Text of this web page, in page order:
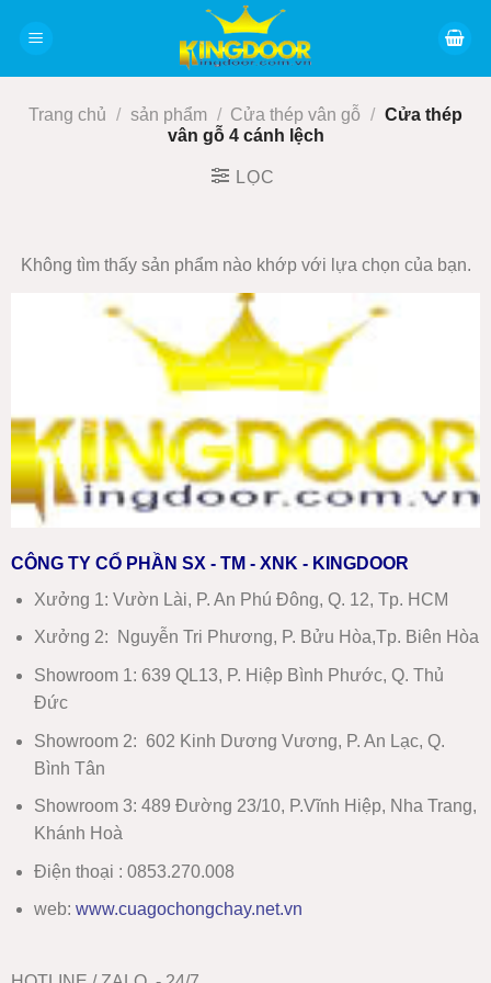
Trang chủ / sản phẩm / Cửa thép vân gỗ / Cửa thép
vân gỗ 4 cánh lệch
LỌC
Không tìm thấy sản phẩm nào khớp với lựa chọn của bạn.
CÔNG TY CỔ PHẦN SX - TM - XNK - KINGDOOR
Xưởng 1: Vườn Lài, P. An Phú Đông, Q. 12, Tp. HCM
Xưởng 2: Nguyễn Tri Phương, P. Bửu Hòa,Tp. Biên Hòa
Showroom 1: 639 QL13, P. Hiệp Bình Phước, Q. Thủ
Đức
Showroom 2: 602 Kinh Dương Vương, P. An Lạc, Q.
Bình Tân
Showroom 3: 489 Đường 23/10, P.Vĩnh Hiệp, Nha Trang,
Khánh Hoà
Điện thoại : 0853.270.008
web: www.cuagochongchay.net.vn